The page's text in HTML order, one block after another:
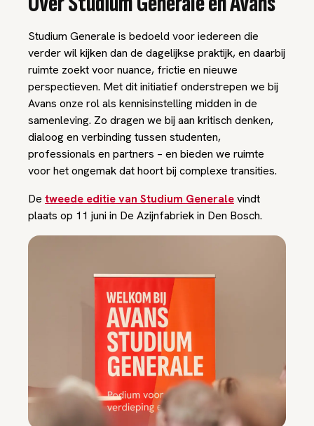
Studium Generale is bedoeld voor iedereen die
verder wil kijken dan de dagelijkse praktijk, en daarbij
ruimte zoekt voor nuance, frictie en nieuwe
perspectieven. Met dit initiatief onderstrepen we bij
Avans onze rol als kennisinstelling midden in de
samenleving. Zo dragen we bij aan kritisch denken,
dialoog en verbinding tussen studenten,
professionals en partners – en bieden we ruimte
voor het ongemak dat hoort bij complexe transities.
De tweede editie van Studium Generalevindt
plaats op 11 juni in De Azijnfabriek in Den Bosch.